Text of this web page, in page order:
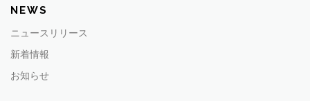
NEWS
ニュースリリース
新着情報
お知らせ